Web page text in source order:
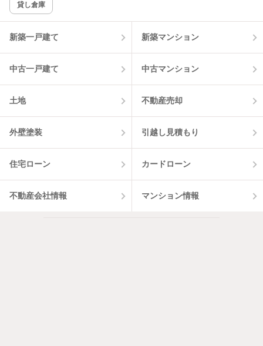
該当件数:
物件一覧に反映
貸し倉庫
新築一戸建て 新築マンション
中古一戸建て 中古マンション
土地 不動産売却
外壁塗装 引越し見積もり
住宅ローン カードローン
不動産会社情報 マンション情報